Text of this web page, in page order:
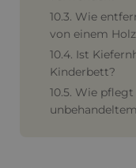
10.3. Wie
von einem
10.4. Ist
Kinderbett?
10.5. Wie